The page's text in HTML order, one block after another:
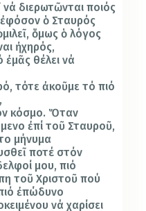
νά διερωτῶνται ποιός
φόσονὁ Σταυρός
μιλεῖ, ὅμωςὁ λόγος
ἠχηρός,
ἐμᾶς θέλει νά
τότεἀκοῦμε τό πιό
κόσμο. Ὅταν
ἐπί τοῦ Σταυροῦ,
μήνυμα
ῖ ποτέ στόν
μου, πιό
τοῦ Χριστοῦ πού
ἐπώδυνο
νά χαρίσει